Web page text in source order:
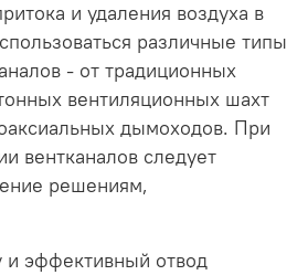
и удаления воздуха в
различные типы
- от традиционных
вентиляционных шахт
дымоходов. При
вентканалов следует
решениям,
и эффективный отвод